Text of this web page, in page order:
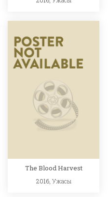
The Blood Harvest
2016, Ужасы